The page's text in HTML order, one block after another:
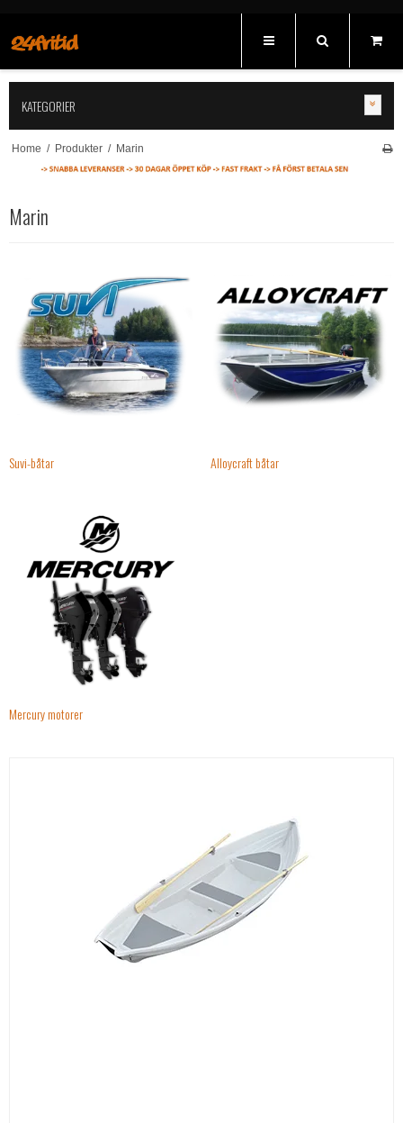
KATEGORIER
Home / Produkter / Marin
Marin
Suvi-båtar Alloycraft båtar
Mercury motorer